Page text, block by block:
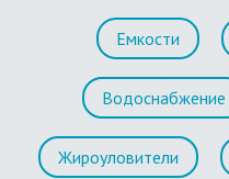
Емкости
Водоснабжение
Жироуловители